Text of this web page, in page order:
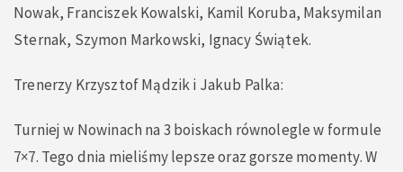
Nowak, Franciszek Kowalski, Kamil Koruba, Maksymilan
Sternak, Szymon Markowski, Ignacy Świątek.
Trenerzy Krzysztof Mądzik i Jakub Palka:
Turniej w Nowinach na 3 boiskach równolegle w formule
7×7. Tego dnia mieliśmy lepsze oraz gorsze momenty. W